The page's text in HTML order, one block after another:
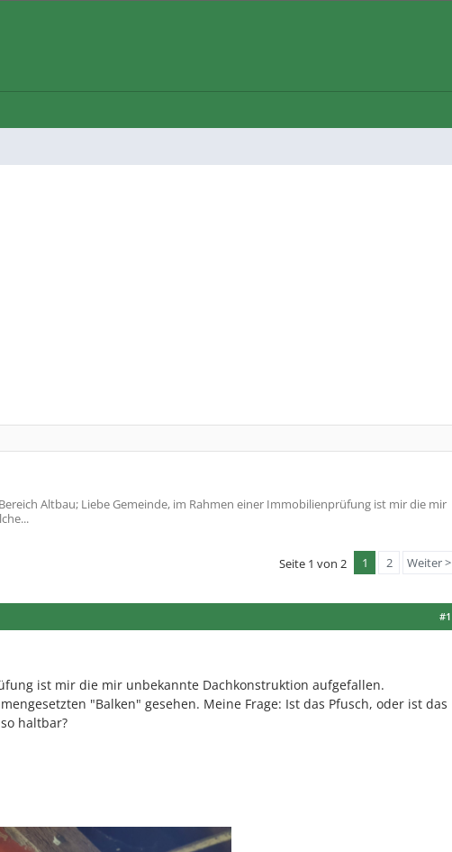
Altbau; Liebe Gemeinde, im Rahmen einer Immobilienprüfung ist mir die mir
Seite 1 von 2 1 2 Weiter >
#1
ist mir die mir unbekannte Dachkonstruktion aufgefallen.
"Balken" gesehen. Meine Frage: Ist das Pfusch, oder ist das
haltbar?